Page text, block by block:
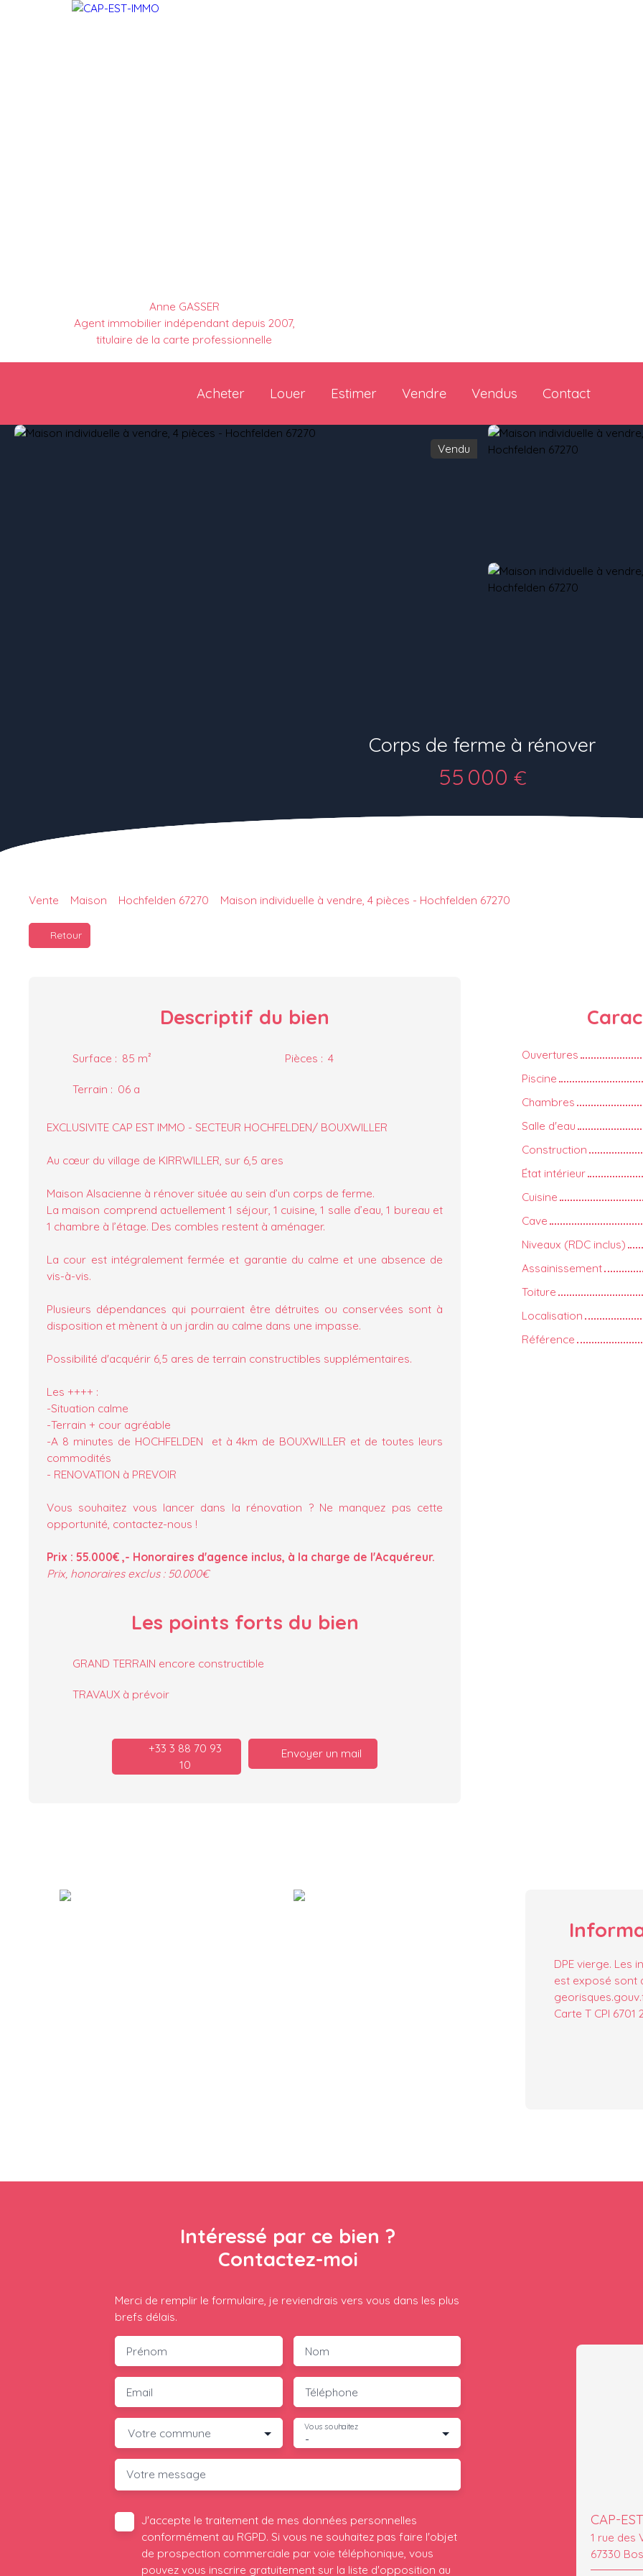
Anne GASSER
Agent immobilier indépendant depuis 2007,
titulaire de la carte professionnelle
Acheter Louer Estimer Vendre Vendus Contact
Vendu
Corps de ferme à rénover
55 000 €
Vente Maison Hochfelden 67270 Maison individuelle à vendre, 4 pièces - Hochfelden 67270
Retour
Descriptif du bien
Surface : 85 m² Pièces : 4
Terrain : 06 a
EXCLUSIVITE CAP EST IMMO - SECTEUR HOCHFELDEN/ BOUXWILLER
Au cœur du village de KIRRWILLER, sur 6,5 ares
Maison Alsacienne à rénover située au sein d’un corps de ferme.
La maison comprend actuellement 1 séjour, 1 cuisine, 1 salle d’eau, 1 bureau et
1 chambre à l’étage. Des combles restent à aménager.
La cour est intégralement fermée et garantie du calme et une absence de
vis-à-vis.
Plusieurs dépendances qui pourraient être détruites ou conservées sont à
disposition et mènent à un jardin au calme dans une impasse.
Possibilité d'acquérir 6,5 ares de terrain constructibles supplémentaires.
Les ++++ :
-Situation calme
-Terrain + cour agréable
-A 8 minutes de HOCHFELDEN et à 4km de BOUXWILLER et de toutes leurs
commodités
- RENOVATION à PREVOIR
Vous souhaitez vous lancer dans la rénovation ? Ne manquez pas cette
opportunité, contactez-nous !
Prix : 55.000€ ,- Honoraires d'agence inclus, à la charge de l'Acquéreur.
Prix, honoraires exclus : 50.000€
Les points forts du bien
GRAND TERRAIN encore constructible
TRAVAUX à prévoir
+33 3 88 70 93
10
Envoyer un mail
Ouvertures
Piscine
Chambres
Salle d'eau
Construction
État intérieur
Cuisine
Cave
Niveaux (RDC inclus)
Assainissement
Toiture
Localisation
Référence
DPE vierge. Les
est exposé sont
Carte T CPI 6701
Intéressé par ce bien ?
Contactez-moi
Merci de remplir le formulaire, je reviendrais vers vous dans les plus
brefs délais.
Prénom Nom
Email Téléphone
Votre commune -
Vous souhaitez
Votre message
J'accepte le traitement de mes données personnelles
conformément au RGPD. Si vous ne souhaitez pas faire l'objet
de prospection commerciale par voie téléphonique, vous
pouvez vous inscrire gratuitement sur la liste d'opposition au
CAP-
1 rue des
67330